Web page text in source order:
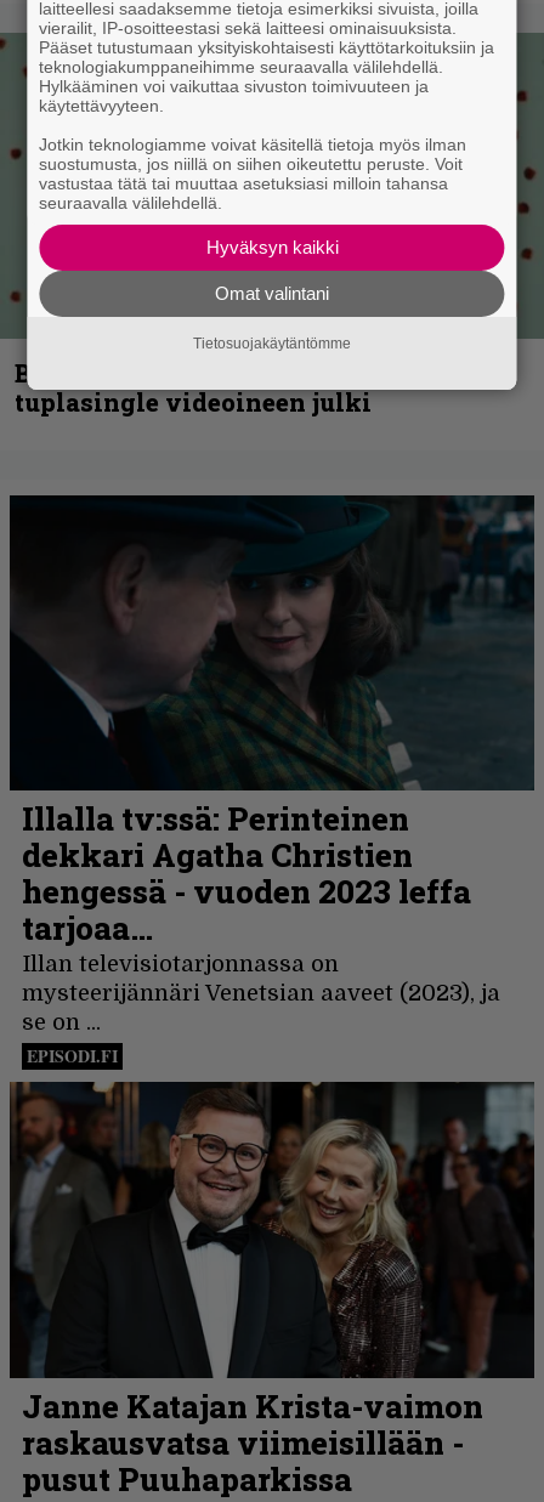
Blind Channel palaa rytinällä –
tuplasingle videoineen julki
laitteellesi saadaksemme tietoja esimerkiksi sivuista, joilla
vierailit, IP-osoitteestasi sekä laitteesi ominaisuuksista.
Pääset tutustumaan yksityiskohtaisesti käyttötarkoituksiin ja
teknologiakumppaneihimme seuraavalla välilehdellä.
Hylkääminen voi vaikuttaa sivuston toimivuuteen ja
käytettävyyteen.
Jotkin teknologiamme voivat käsitellä tietoja myös ilman
suostumusta, jos niillä on siihen oikeutettu peruste. Voit
vastustaa tätä tai muuttaa asetuksiasi milloin tahansa
seuraavalla välilehdellä.
Hyväksyn kaikki
Omat valintani
Tietosuojakäytäntömme